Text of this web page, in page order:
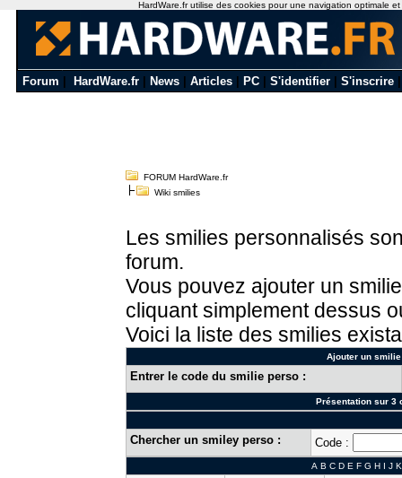
Forum HardWare.fr News Articles PC S'identifier S'inscrire
FORUM HardWare.fr
Wiki smilies
Les smilies personnalisés
forum.
Vous pouvez ajouter un
cliquant simplement dessus
Voici la liste des smilies
Ajouter un
Entrer le code du smilie perso :
Présentation sur 3
Chercher un smiley perso : Code :
A B C D E F G H I J K
HardWare.fr utilise des cookies pour une navigation optimale